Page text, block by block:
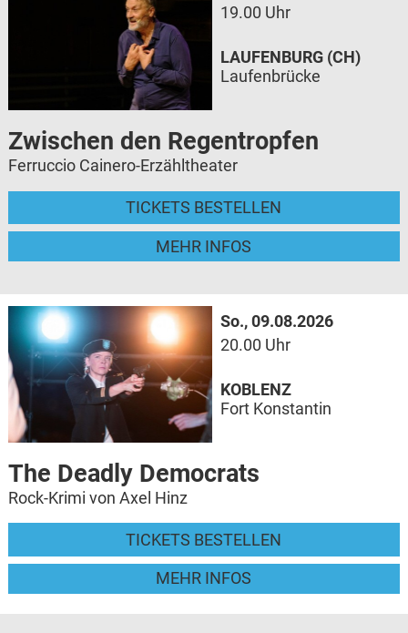
19.00 Uhr
Zwischen den Regentropfen
Ferruccio Cainero-Erzähltheater
TICKETS BESTELLEN
MEHR INFOS
LAUFENBURG (CH)
Laufenbrücke
So., 09.08.2026
20.00 Uhr
The Deadly Democrats
Rock-Krimi von Axel Hinz
TICKETS BESTELLEN
MEHR INFOS
KOBLENZ
Fort Konstantin